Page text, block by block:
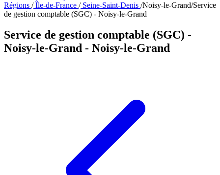
Régions /Île-de-France /Seine-Saint-Denis /Noisy-le-Grand/Service
de gestion comptable (SGC) - Noisy-le-Grand
Service de gestion comptable (SGC) -
Noisy-le-Grand - Noisy-le-Grand